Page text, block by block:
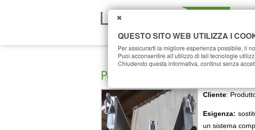
Posizionamento tubi
Cliente:
Esigenza:
un sistema
QUESTO SITO WEB UTILIZZA I
Per assicurarti la migliore esperienza possibile, il
Puoi acconsentire all’utilizzo di tali tecnologie
Chiudendo questa informativa, continui senza
CHIUDI